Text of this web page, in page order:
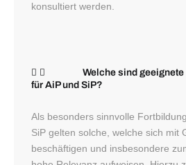
konsultiert werden.
Welche sind
für AiP und SiP?
Als besonders sinnvolle
SiP gelten solche, welche sich mit
beschäftigen und insbesondere